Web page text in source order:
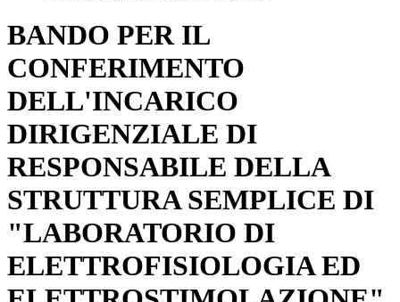
BANDO PER IL
CONFERIMENTO
DELL'INCARICO
DIRIGENZIALE DI
RESPONSABILE DELLA
STRUTTURA SEMPLICE DI
"LABORATORIO DI
ELETTROFISIOLOGIA ED